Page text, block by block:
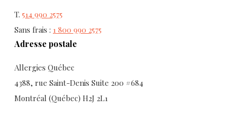
T. 514 990 2575
Sans frais : 1 800 990 2575
Adresse postale
Allergies Québec
4388, rue Saint-Denis Suite 200 #684
Montréal (Québec) H2J 2L1